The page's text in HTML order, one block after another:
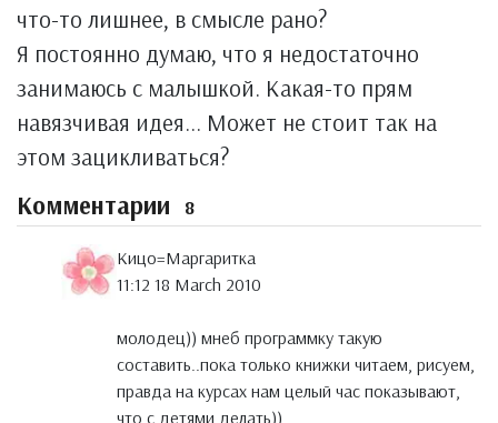
что-то лишнее, в смысле рано?
Я постоянно думаю, что я недостаточно
занимаюсь с малышкой. Какая-то прям
навязчивая идея... Может не стоит так на
этом зацикливаться?
Комментарии 8
Кицо=Маргаритка
11:12 18 March 2010
молодец)) мнеб программку такую
составить..пока только книжки читаем, рисуем,
правда на курсах нам целый час показывают,
что с детями делать))